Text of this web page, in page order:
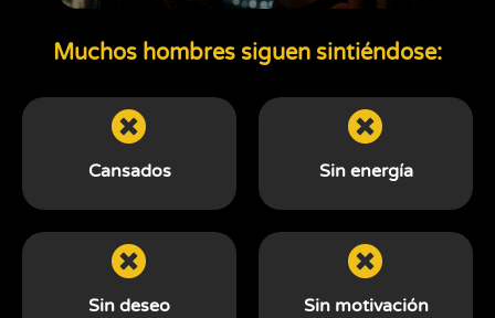
Muchos hombres siguen sintiéndose:
Cansados Sin energía
Sin deseo Sin motivación